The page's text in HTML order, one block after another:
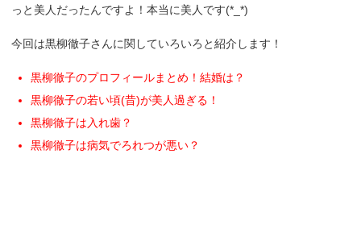
っと美人だったんですよ！本当に美人です(*_*)
今回は黒柳徹子さんに関していろいろと紹介します！
黒柳徹子のプロフィールまとめ！結婚は？
黒柳徹子の若い頃(昔)が美人過ぎる！
黒柳徹子は入れ歯？
黒柳徹子は病気でろれつが悪い？